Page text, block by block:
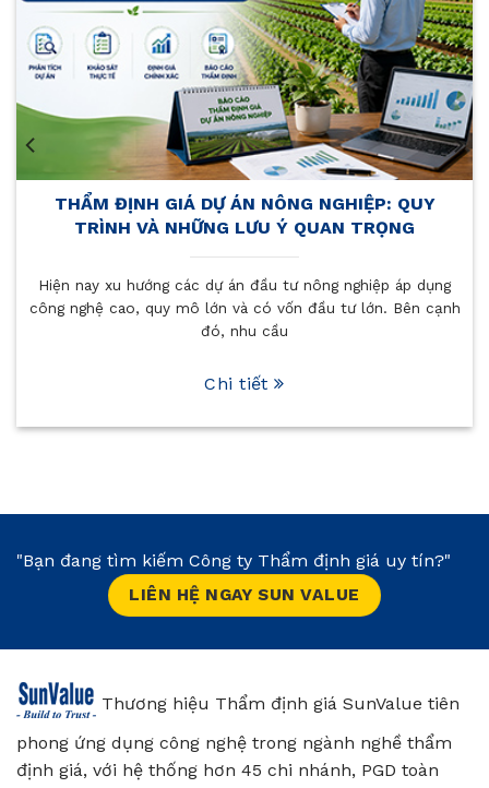
QUY
TRỌNG
áp dụng
lớn. Bên cạnh
KINH NGHIỆM THẨM ĐỊNH GIÁ
KHÁCH SẠN GIÚP TỐI ƯU GIÁ
Khi chủ doanh nghiệp cần định giá nhà
phục vụ các mục đích như vay vốn ngân
"Bạn đang tìm kiếm Công ty Thẩm định giá uy tín?"
LIÊN HỆ NGAY SUN VALUE
Thương hiệu Thẩm định giá SunValue tiên
phong ứng dụng công nghệ trong ngành nghề thẩm
định giá, với hệ thống hơn 45 chi nhánh, PGD toàn